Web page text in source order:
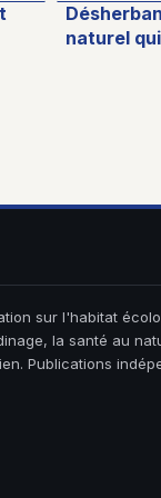
naturel
sur l'habitat
la santé au
Publications